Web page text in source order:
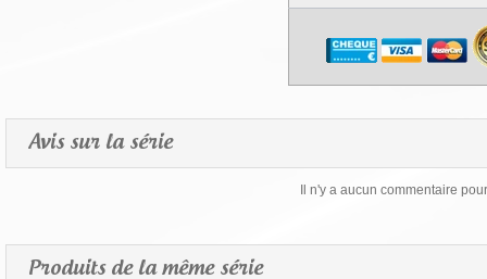
Avis sur la série
Il n'y a aucun commentaire
Produits de la même série